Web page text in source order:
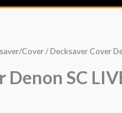
Cover/ Decksaver Cover
Denon SC